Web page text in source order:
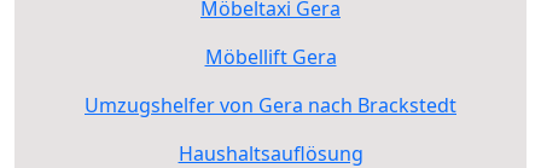
Möbeltaxi Gera
Möbellift Gera
Umzugshelfer von Gera nach Brackstedt
Haushaltsauflösung